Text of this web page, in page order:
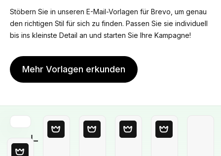
Stöbern Sie in unseren E-Mail-Vorlagen für Brevo, um genau
den richtigen Stil für sich zu finden. Passen Sie sie individuell
bis ins kleinste Detail an und starten Sie Ihre Kampagne!
Mehr Vorlagen erkunden